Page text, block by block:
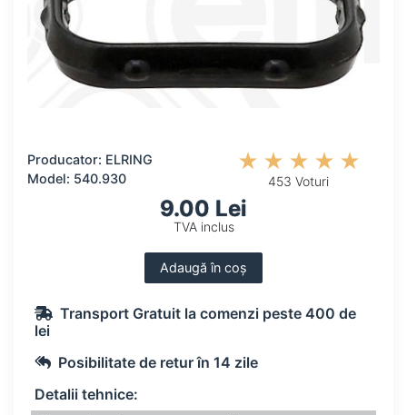
Producator: ELRING
Model: 540.930
453 Voturi
9.00 Lei
TVA inclus
Adaugă în coș
Transport Gratuit la comenzi peste 400 de
lei
Posibilitate de retur în 14 zile
Detalii tehnice: